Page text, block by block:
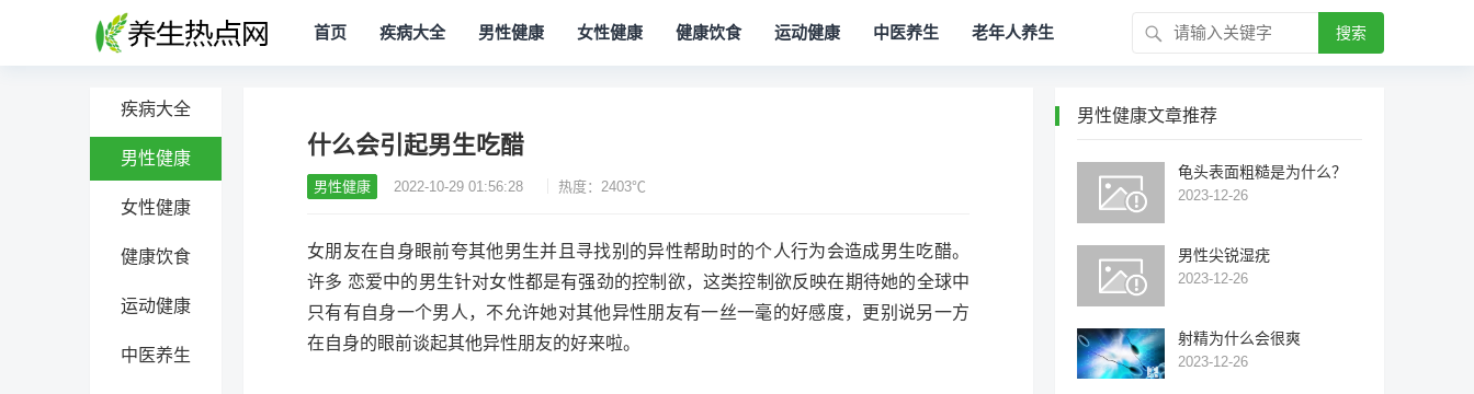
首页 疾病大全 男性健康 女性健康 健康饮食 运动健康 中医养生 老年人养生 搜索
疾病大全
男性健康
女性健康
健康饮食
运动健康
中医养生
什么会引起男生吃醋
男性健康 2022-10-29 01:56:28 热度：2403℃
女朋友在自身眼前夸其他男生并且寻找别的异性帮助时的个人行为会造成男生吃醋。
许多 恋爱中的男生针对女性都是有强劲的控制欲，这类控制欲反映在期待她的全球中
只有有自身一个男人，不允许她对其他异性朋友有一丝一毫的好感度，更别说另一方
在自身的眼前谈起其他异性朋友的好来啦。
男性健康文章推荐
龟头表面粗糙是为什么？
2023-12-26
男性尖锐湿疣
2023-12-26
射精为什么会很爽
2023-12-26